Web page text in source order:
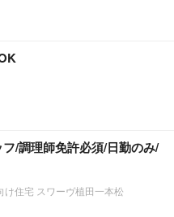
フ/調理師免許必須/日勤のみ/
住宅 スワーヴ植田一本松